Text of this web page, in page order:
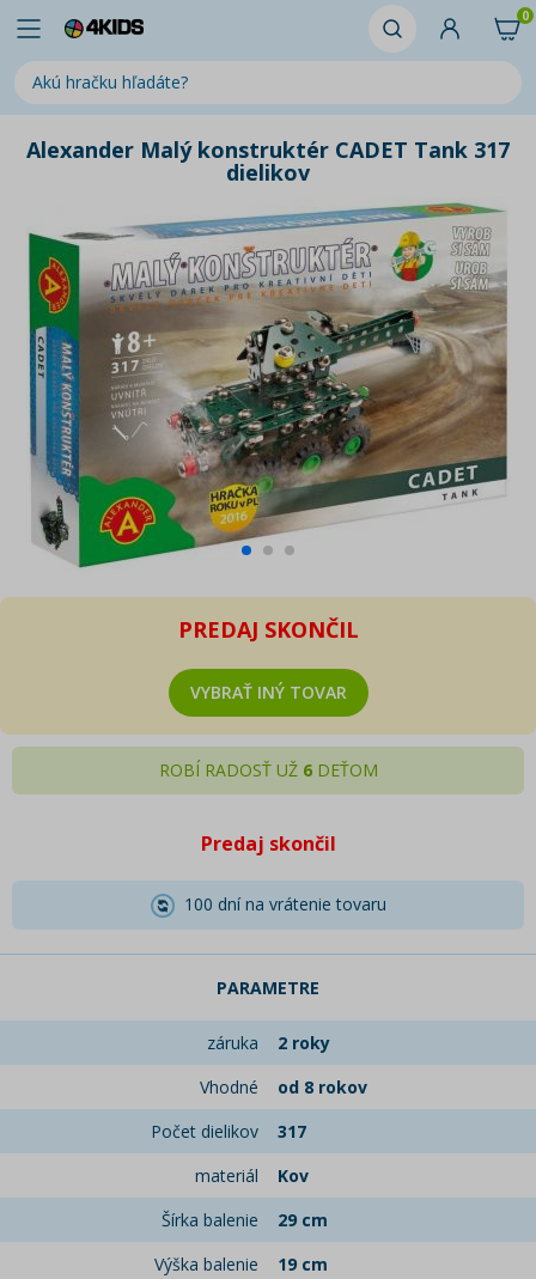
0
Alexander Malý konstruktér CADET Tank 317
dielikov
PREDAJ SKONČIL
VYBRAŤ INÝ TOVAR
ROBÍ RADOSŤ UŽ 6DEŤOM
Predaj skončil
100 dní na vrátenie tovaru
PARAMETRE
záruka
2 roky
Vhodné
od 8 rokov
Počet dielikov
317
materiál
Kov
Šírka balenie
29 cm
Výška balenie
19 cm